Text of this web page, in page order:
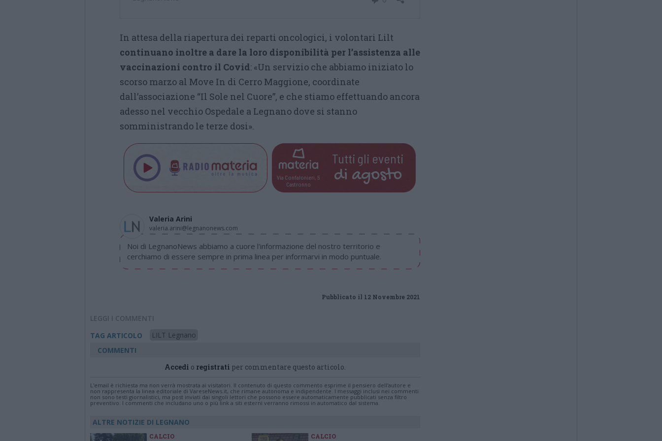
In attesa della riapertura dei reparti oncologici, i volontari Lilt
continuano inoltre a dare la loro disponibilità per l’assistenza alle
vaccinazioni contro il Covid: «Un servizio che abbiamo iniziato lo
scorso marzo al Move In di Cerro Maggione, coordinate
dall’associazione “Il Sole nel Cuore”, e che stiamo effettuando ancora
adesso nel vecchio Ospedale a Legnano dove si stanno
somministrando le terze dosi».
Via Confalonieri, 5
Castronno
Tutti gli eventi
di agosto
Valeria Arini
valeria.arini@legnanonews.com
Noi di LegnanoNews abbiamo a cuore l'informazione del nostro territorio e
cerchiamo di essere sempre in prima linea per informarvi in modo puntuale.
Pubblicato il 12 Novembre 2021
LEGGI I COMMENTI
TAG ARTICOLO
LILT Legnano
COMMENTI
Accedi o registrati per commentare questo articolo.
L'email è richiesta ma non verrà mostrata ai visitatori. Il contenuto di questo commento esprime il pensiero dell'autore e
non rappresenta la linea editoriale di VareseNews.it, che rimane autonoma e indipendente. I messaggi inclusi nei commenti
non sono testi giornalistici, ma post inviati dai singoli lettori che possono essere automaticamente pubblicati senza filtro
preventivo. I commenti che includano uno o più link a siti esterni verranno rimossi in automatico dal sistema.
ALTRE NOTIZIE DI LEGNANO
CALCIO CALCIO